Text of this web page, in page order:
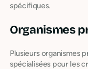
spécifiques.
Organismes
Plusieurs organismes
spécialisées pour les